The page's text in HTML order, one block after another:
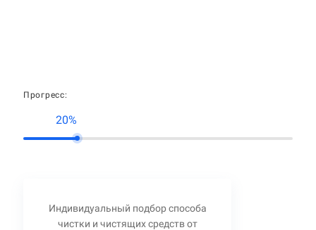
Прогресс:
20%
Индивидуальный подбор способа
чистки и чистящих средств от